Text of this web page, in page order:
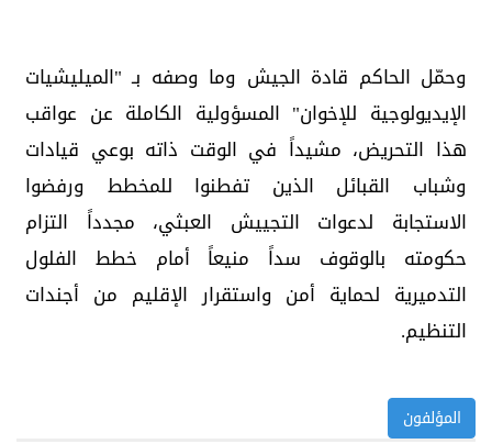
وحمّل الحاكم قادة الجيش وما وصفه بـ "الميليشيات
الإيديولوجية للإخوان" المسؤولية الكاملة عن عواقب
هذا التحريض، مشيداً في الوقت ذاته بوعي قيادات
وشباب القبائل الذين تفطنوا للمخطط ورفضوا
الاستجابة لدعوات التجييش العبثي، مجدداً التزام
حكومته بالوقوف سداً منيعاً أمام خطط الفلول
التدميرية لحماية أمن واستقرار الإقليم من أجندات
التنظيم.
المؤلفون